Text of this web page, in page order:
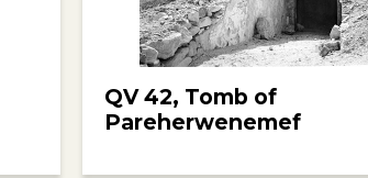
QV 42, Tomb of
Pareherwenemef